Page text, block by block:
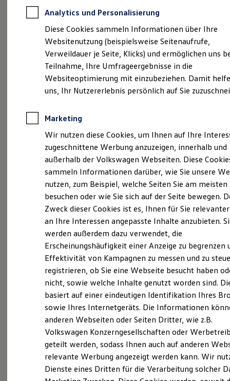
Autokredit mit Schlussrate
Versicherungen und Garantien
Kfz-Versicherung
Restschuldversicherungen
Garantien
Wartungsverträge
Geschäftskunden
Professional Class bei Volkswagen
Großkunden
Behörden
Anpfiff zum Gewinn
Elektroautos
ID. Tutorials
Elektrofahrzeugkonzepte
Reichweite
Reichweite der ID. Modelle
Reichweite im Winter
Laden
Laden unterwegs
Laden Zuhause
Ladezeitensimulator
Batterie
Sicherheit
Garantie und Lebensdauer
Nachhaltigkeit
Technologie
Kosten und Kauf
Verbrauchskosten
Kaufoptionen
E-Auto-Förderung
Software und Konnektivität
Die ID. Software 6
ID. Software Versionen und Updates
Digitale Extras
Schnittstellen zu Ihrem ID.
Impressum & Rechtliches)
Analytics und Personalisierung
Diese Cookies sammeln Informationen über Ihre
Websitenutzung (beispielsweise Seitenaufrufe,
Verweildauer je Seite, Klicks) und ermöglichen uns
Teilnahme, Ihre Umfrageergebnisse in die
Websiteoptimierung mit einzubeziehen. Damit
uns, Ihr Nutzererlebnis persönlich auf Sie
Marketing
Wir nutzen diese Cookies, um Ihnen auf Ihre
zugeschnittene Werbung anzuzeigen, innerhalb und
außerhalb der Volkswagen Webseiten. Diese
sammeln Informationen darüber, wie Sie unsere
nutzen, zum Beispiel, welche Seiten Sie am meisten
besuchen oder wie Sie sich auf der Seite bewegen.
Zweck dieser Cookies ist es, Ihnen für Sie
an Ihre Interessen angepasste Inhalte anzubieten.
werden außerdem dazu verwendet, die
Erscheinungshäufigkeit einer Anzeige zu begrenzen
Effektivität von Kampagnen zu messen und zu
registrieren, ob Sie eine Webseite besucht haben
nicht, sowie welche Inhalte genutzt worden sind.
basiert auf einer eindeutigen Identifikation Ihres
sowie Ihres Internetgeräts. Die Informationen
anderen Webseiten oder Seiten Dritter, wie z.B.
Volkswagen Konzerngesellschaften oder
geteilt werden, sodass Ihnen auch auf anderen
relevante Werbung angezeigt werden kann. Wir
Dienste eines Dritten für die Verarbeitung solcher